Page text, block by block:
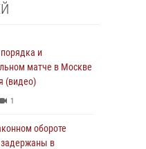
и
матче в Москве
(видео)
1
обороте
в